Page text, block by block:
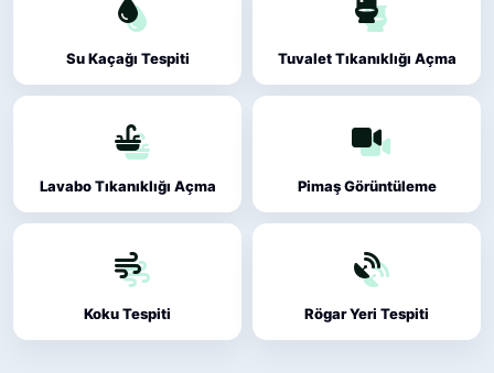
Su Kaçağı Tespiti Tuvalet Tıkanıklığı Açma
Lavabo Tıkanıklığı Açma Pimaş Görüntüleme
Koku Tespiti Rögar Yeri Tespiti